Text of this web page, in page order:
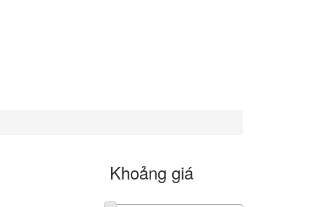
Khoảng giá